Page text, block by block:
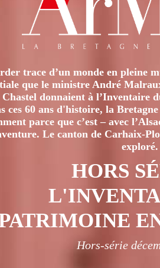
options
peuvent
être
sur
la
page
du
produit
trace d’un monde en pleine
que le ministre André
Chastel donnaient à l’Inventaire
ces 60 ans d'histoire, la
parce que c’est – avec
Le canton de Carhaix-
exploré.
HORS
Hors-série